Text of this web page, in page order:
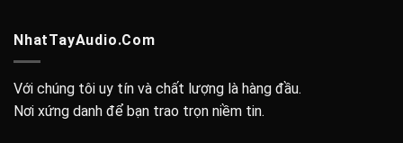
NhatTayAudio.Com
Với chúng tôi uy tín và chất lượng là hàng đầu.
Nơi xứng danh để bạn trao trọn niềm tin.